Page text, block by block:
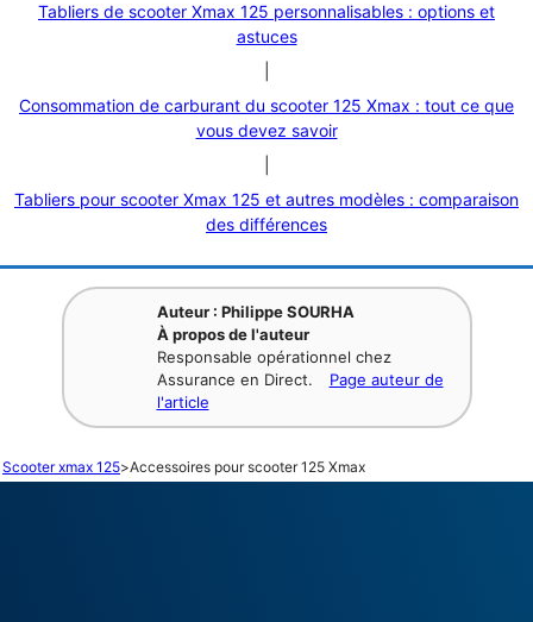
Tabliers de scooter Xmax 125 personnalisables : options et
astuces
Consommation de carburant du scooter 125 Xmax : tout ce que
vous devez savoir
Tabliers pour scooter Xmax 125 et autres modèles : comparaison
des différences
Auteur : Philippe SOURHA
À propos de l'auteur
Responsable opérationnel chez
Assurance en Direct.
Page auteur de
l'article
Scooter xmax 125>Accessoires pour scooter 125 Xmax